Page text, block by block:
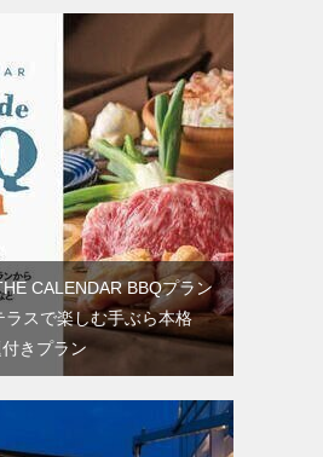
CALENDAR BBQプラン
スで楽しむ手ぶら本格
きプラン